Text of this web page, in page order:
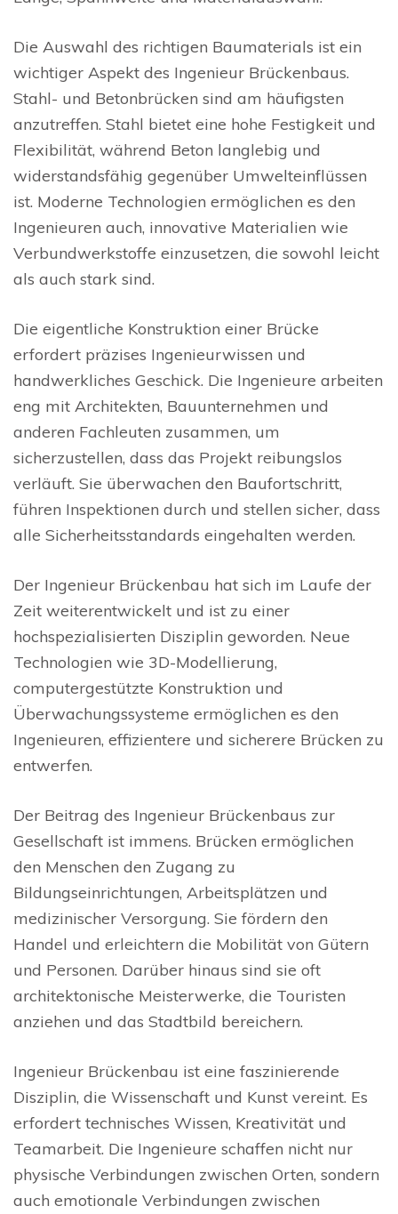
Die Auswahl des richtigen Baumaterials ist ein
wichtiger Aspekt des Ingenieur Brückenbaus.
Stahl- und Betonbrücken sind am häufigsten
anzutreffen. Stahl bietet eine hohe Festigkeit und
Flexibilität, während Beton langlebig und
widerstandsfähig gegenüber Umwelteinflüssen
ist. Moderne Technologien ermöglichen es den
Ingenieuren auch, innovative Materialien wie
Verbundwerkstoffe einzusetzen, die sowohl leicht
als auch stark sind.
Die eigentliche Konstruktion einer Brücke
erfordert präzises Ingenieurwissen und
handwerkliches Geschick. Die Ingenieure arbeiten
eng mit Architekten, Bauunternehmen und
anderen Fachleuten zusammen, um
sicherzustellen, dass das Projekt reibungslos
verläuft. Sie überwachen den Baufortschritt,
führen Inspektionen durch und stellen sicher, dass
alle Sicherheitsstandards eingehalten werden.
Der Ingenieur Brückenbau hat sich im Laufe der
Zeit weiterentwickelt und ist zu einer
hochspezialisierten Disziplin geworden. Neue
Technologien wie 3D-Modellierung,
computergestützte Konstruktion und
Überwachungssysteme ermöglichen es den
Ingenieuren, effizientere und sicherere Brücken zu
entwerfen.
Der Beitrag des Ingenieur Brückenbaus zur
Gesellschaft ist immens. Brücken ermöglichen
den Menschen den Zugang zu
Bildungseinrichtungen, Arbeitsplätzen und
medizinischer Versorgung. Sie fördern den
Handel und erleichtern die Mobilität von Gütern
und Personen. Darüber hinaus sind sie oft
architektonische Meisterwerke, die Touristen
anziehen und das Stadtbild bereichern.
Ingenieur Brückenbau ist eine faszinierende
Disziplin, die Wissenschaft und Kunst vereint. Es
erfordert technisches Wissen, Kreativität und
Teamarbeit. Die Ingenieure schaffen nicht nur
physische Verbindungen zwischen Orten, sondern
auch emotionale Verbindungen zwischen